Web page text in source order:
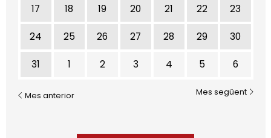
17 18 19 20 21 22 23
24 25 26 27 28 29 30
31 1 2 3 4 5 6
Mes anterior Mes següent